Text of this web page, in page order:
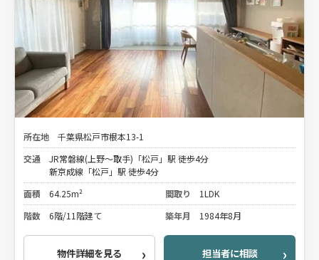
所在地
千葉県松戸市根本13-1
交通
JR常磐線(上野～取手)「松戸」駅 徒歩4分
新京成線「松戸」駅 徒歩4分
面積
64.25m² 間取り
1LDK
階数
6階/11階建て 築年月 1984年8月
物件詳細を見る 担当者に相談